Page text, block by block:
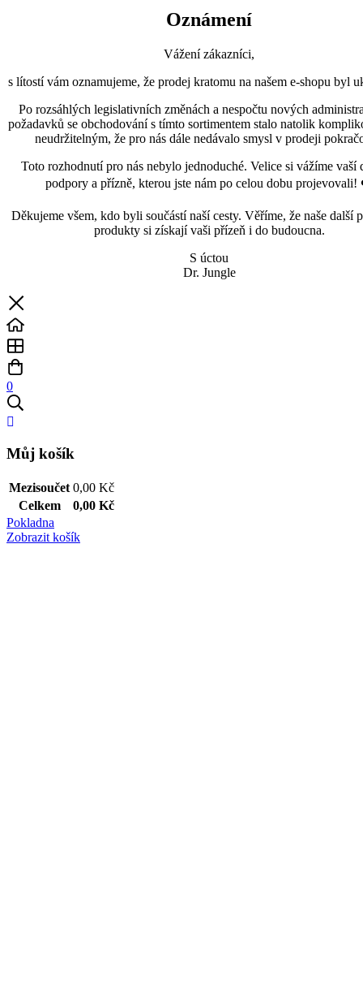
Oznámení
Vážení zákazníci,
s lítostí vám oznamujeme, že prodej kratomu na našem e-shopu byl
Po rozsáhlých legislativních změnách a nespočtu nových
požadavků se obchodování s tímto sortimentem stalo natolik
neudržitelným, že pro nás dále nedávalo smysl v prodeji
Toto rozhodnutí pro nás nebylo jednoduché. Velice si vážíme vaší
podpory a přízně, kterou jste nám po celou dobu
Děkujeme všem, kdo byli součástí naší cesty. Věříme, že naše další
produkty si získají vaši přízeň i do budoucna.
S úctou
Dr. Jungle
0
Můj košík
Mezisoučet 0,00 Kč
Celkem
0,00 Kč
Pokladna
Zobrazit košík